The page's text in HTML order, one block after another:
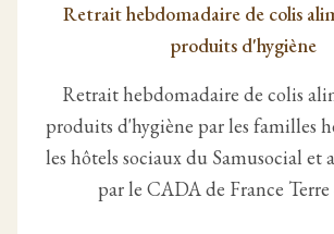
Retrait hebdomadaire de colis
produits d'hygiène
Retrait hebdomadaire de colis
produits d'hygiène par les familles
les hôtels sociaux du Samusocial et
par le CADA de France Terre